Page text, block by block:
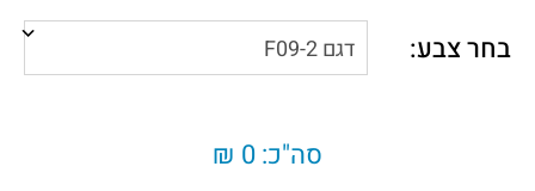
בחר צבע:
סה"כ:0 ₪